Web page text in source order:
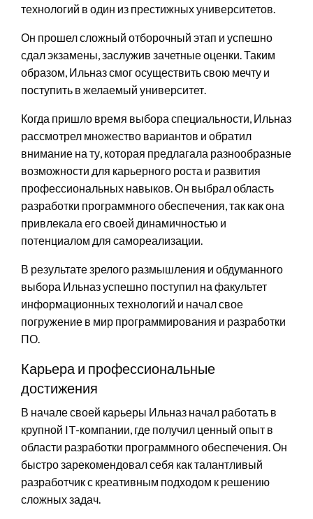
технологий в один из престижных университетов.
Он прошел сложный отборочный этап и успешно
сдал экзамены, заслужив зачетные оценки. Таким
образом, Ильназ смог осуществить свою мечту и
поступить в желаемый университет.
Когда пришло время выбора специальности, Ильназ
рассмотрел множество вариантов и обратил
внимание на ту, которая предлагала разнообразные
возможности для карьерного роста и развития
профессиональных навыков. Он выбрал область
разработки программного обеспечения, так как она
привлекала его своей динамичностью и
потенциалом для самореализации.
В результате зрелого размышления и обдуманного
выбора Ильназ успешно поступил на факультет
информационных технологий и начал свое
погружение в мир программирования и разработки
ПО.
Карьера и профессиональные
достижения
В начале своей карьеры Ильназ начал работать в
крупной IT-компании, где получил ценный опыт в
области разработки программного обеспечения. Он
быстро зарекомендовал себя как талантливый
разработчик с креативным подходом к решению
сложных задач.